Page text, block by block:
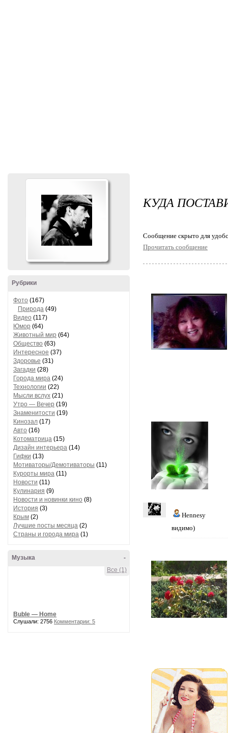
Рубрики
Фото (167)
Природа (49)
Видео (117)
Юмор (64)
Животный мир (64)
Общество (63)
Интересное (37)
Здоровье (31)
Загадки (28)
Города мира (24)
Технологии (22)
Мысли вслух (21)
Утро — Вечер (19)
Знаменитости (19)
Кинозал (17)
Авто (16)
Котоматрица (15)
Дизайн интерьера (14)
Гифки (13)
Мотиваторы/Демотиваторы (11)
Курорты мира (11)
Новости (11)
Кулинария (9)
Новости и новинки кино (8)
История (3)
Крым (2)
Лучшие посты месяца (2)
Страны и города мира (1)
-
Музыка
Все (1)
Buble — Home
Слушали: 2756 Комментарии: 5
КУДА
Cообщение скрыто для
Прочитать сообщение
Hennesy
видимо)